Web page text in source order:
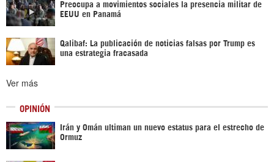
Preocupa a movimientos sociales la presencia militar de
EEUU en Panamá
Qalibaf: La publicación de noticias falsas por Trump es
una estrategia fracasada
Ver más
OPINIÓN
Irán y Omán ultiman un nuevo estatus para el estrecho de
Ormuz